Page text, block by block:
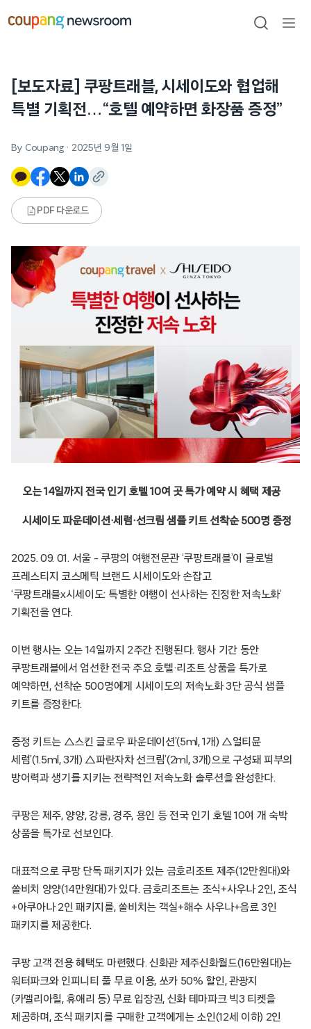
건너뛰기
검색
[보도자료] 쿠팡트래블, 시세이도와 협업해
특별 기획전…“호텔 예약하면 화장품 증정”
By Coupang · 2025년 9월 1일
PDF 다운로드
오는 14일까지 전국 인기 호텔 10여 곳 특가 예약 시 혜택 제공
시세이도 파운데이션·세럼·선크림 샘플 키트 선착순 500명 증정
2025. 09. 01. 서울 – 쿠팡의 여행전문관 ‘쿠팡트래블’이 글로벌
프레스티지 코스메틱 브랜드 시세이도와 손잡고
‘쿠팡트래블x시세이도: 특별한 여행이 선사하는 진정한 저속노화’
기획전을 연다.
이번 행사는 오는 14일까지 2주간 진행된다. 행사 기간 동안
쿠팡트래블에서 엄선한 전국 주요 호텔·리조트 상품을 특가로
예약하면, 선착순 500명에게 시세이도의 저속노화 3단 공식 샘플
키트를 증정한다.
증정 키트는 △스킨 글로우 파운데이션’(5ml, 1개) △얼티뮨
세럼’(1.5ml, 3개) △파란자차 선크림’(2ml, 3개)으로 구성돼 피부의
방어력과 생기를 지키는 전략적인 저속노화 솔루션을 완성한다.
쿠팡은 제주, 양양, 강릉, 경주, 용인 등 전국 인기 호텔 10여 개 숙박
상품을 특가로 선보인다.
대표적으로 쿠팡 단독 패키지가 있는 금호리조트 제주(12만원대)와
쏠비치 양양(14만원대)가 있다. 금호리조트는 조식+사우나 2인, 조식
+아쿠아나 2인 패키지를, 쏠비치는 객실+해수 사우나+음료 3인
패키지를 제공한다.
쿠팡 고객 전용 혜택도 마련했다. 신화관 제주신화월드(16만원대)는
워터파크와 인피니티 풀 무료 이용, 쏘카 50% 할인, 관광지
(카멜리아힐, 휴애리 등) 무료 입장권, 신화 테마파크 빅3 티켓을
제공하며, 조식 패키지를 구매한 고객에게는 소인(12세 이하) 2인